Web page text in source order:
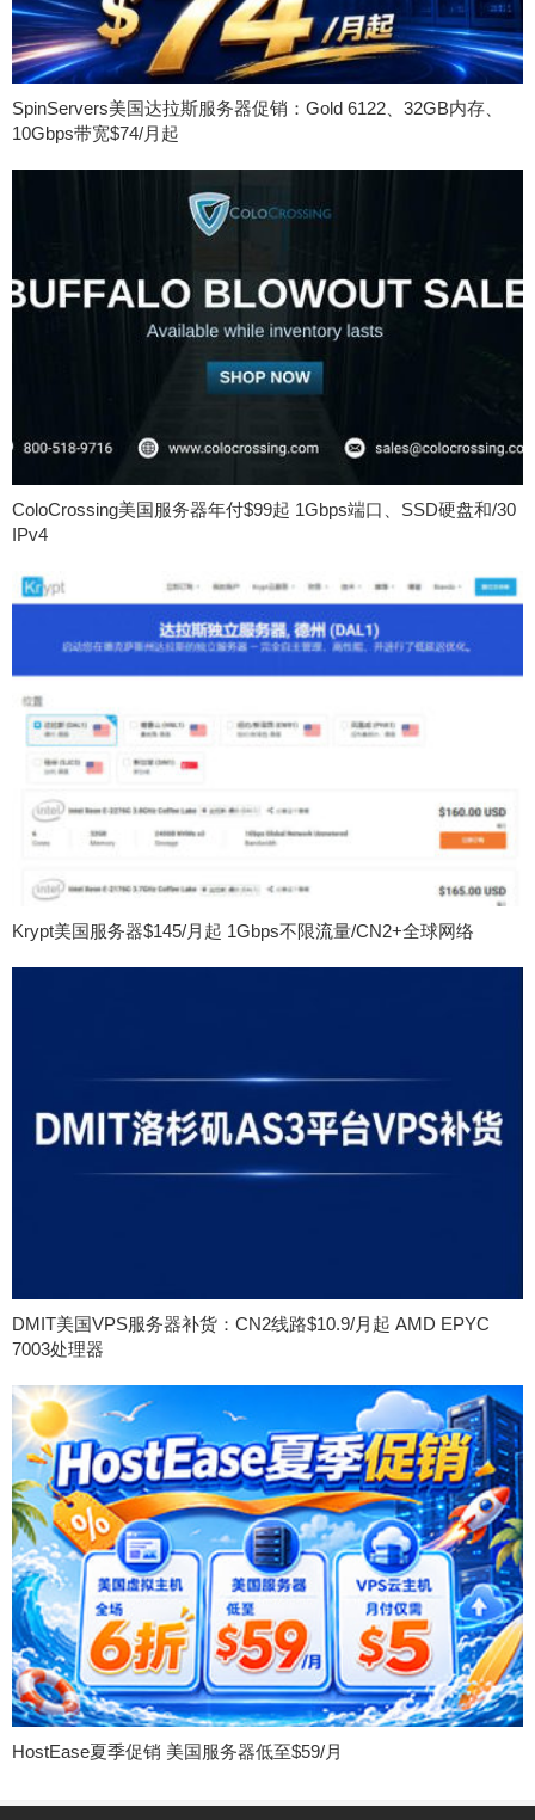
SpinServers美国达拉斯服务器促销：Gold 6122、32GB内存、
10Gbps带宽$74/月起
ColoCrossing美国服务器年付$99起 1Gbps端口、SSD硬盘和/30
IPv4
Krypt美国服务器$145/月起 1Gbps不限流量/CN2+全球网络
DMIT美国VPS服务器补货：CN2线路$10.9/月起 AMD EPYC
7003处理器
HostEase夏季促销 美国服务器低至$59/月